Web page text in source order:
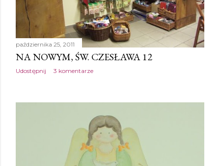
października 25, 2011
NA NOWYM, ŚW. CZESŁAWA 12
Udostępnij 3 komentarze